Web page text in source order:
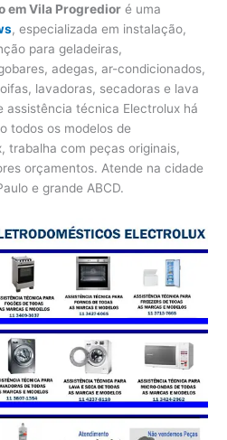
em Vila Progredior é uma
, especializada em instalação,
para geladeiras,
adegas, ar-condicionados,
lavadoras, secadoras e lava
assistência técnica Electrolux há
todos os modelos de
trabalha com peças originais,
orçamentos. Atende na cidade
e grande ABCD.